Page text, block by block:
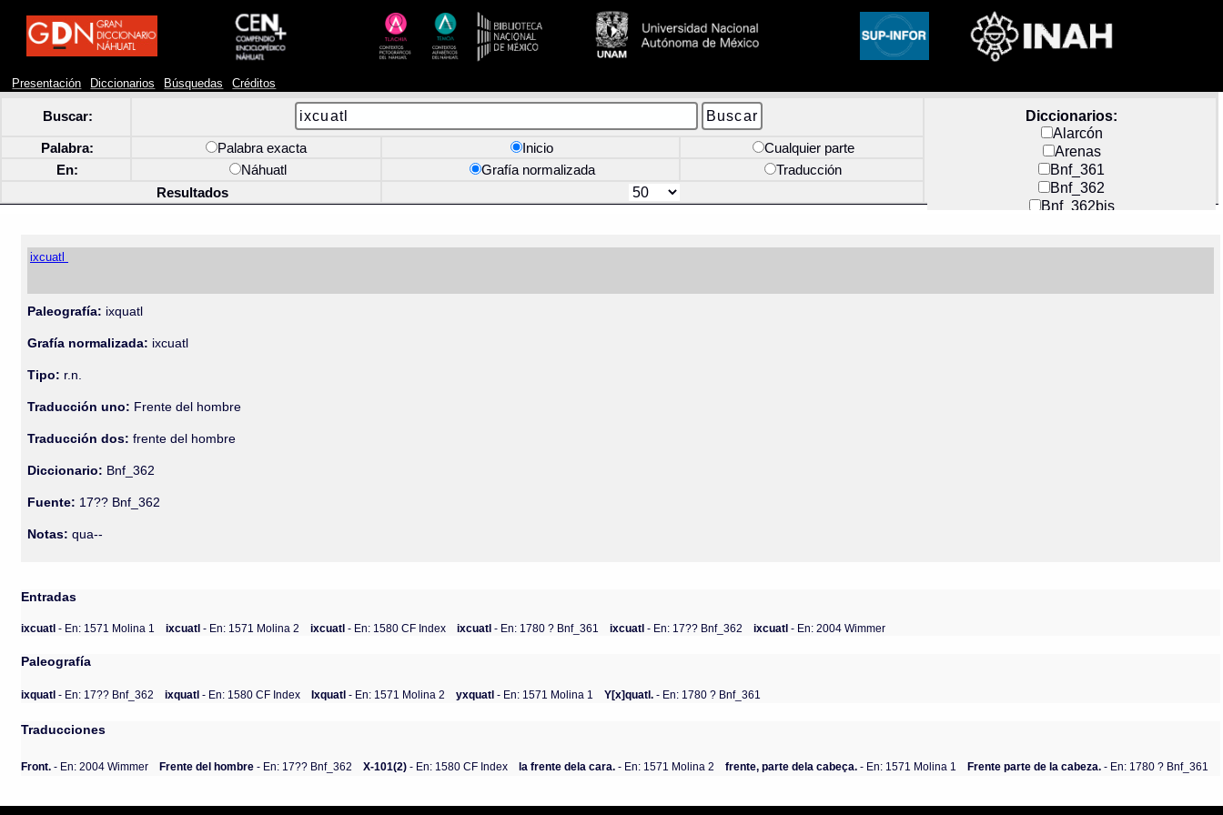
Presentación Diccionarios Búsquedas Créditos
Buscar:
Diccionarios:
Alarcón
Arenas
Bnf_361
Bnf_362
Bnf_362bis
Docs_México
Palabra: Palabra exacta Inicio
Cualquier parte
En:
Náhuatl Grafía normalizada
Traducción
Resultados
ixcuatl
Paleografía: ixquatl
Grafía normalizada: ixcuatl
Tipo: r.n.
Traducción uno: Frente del hombre
Traducción dos: frente del hombre
Diccionario: Bnf_362
Fuente: 17?? Bnf_362
Notas: qua--
Entradas
ixcuatl- En: 1571 Molina 1 ixcuatl- En: 1571 Molina 2 ixcuatl- En: 1580 CF Index ixcuatl- En: 1780 ? Bnf_361 ixcuatl- En: 17?? Bnf_362 ixcuatl- En: 2004 Wimmer
Paleografía
ixquatl - En: 17?? Bnf_362 ixquatl - En: 1580 CF Index Ixquatl - En: 1571 Molina 2 yxquatl - En: 1571 Molina 1 Y[x]quatl. - En: 1780 ? Bnf_361
Traducciones
Front. - En: 2004 Wimmer Frente del hombre - En: 17?? Bnf_362 X-101(2) - En: 1580 CF Index la frente dela cara. - En: 1571 Molina 2 frente, parte dela cabeça. - En: 1571 Molina 1 Frente parte de la cabeza. - En: 1780 ? Bnf_361